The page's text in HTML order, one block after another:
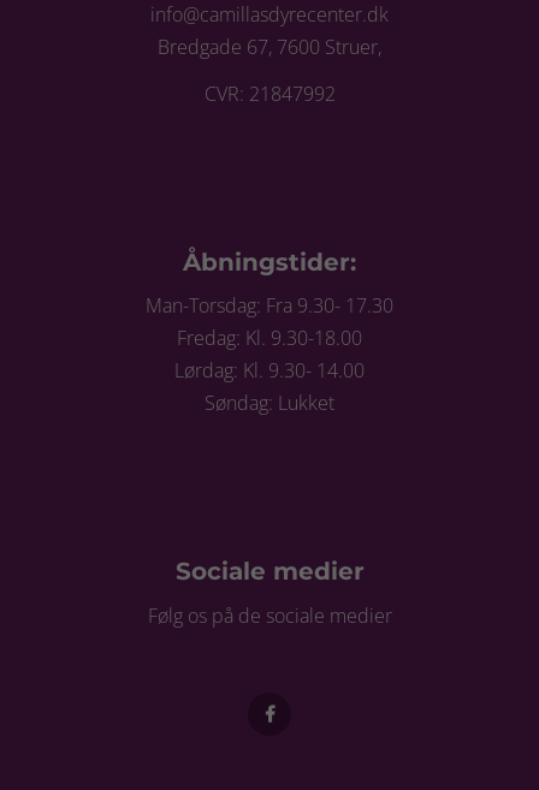
info@camillasdyrecenter.dk
Bredgade 67, 7600 Struer,
CVR: 21847992
Åbningstider:
Man-Torsdag: Fra 9.30- 17.30
Fredag: Kl. 9.30-18.00
Lørdag: Kl. 9.30- 14.00
Søndag: Lukket
Sociale medier
Følg os på de sociale medier